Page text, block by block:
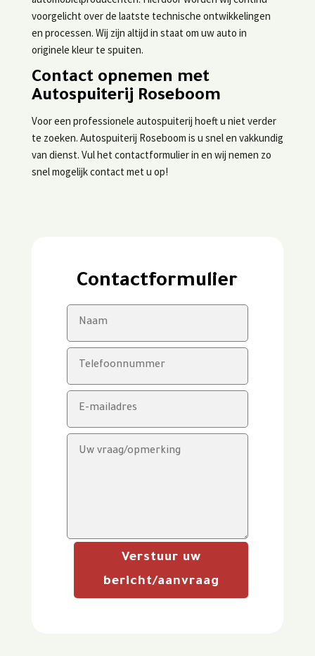
voorgelicht over de laatste technische ontwikkelingen
en processen. Wij zijn altijd in staat om uw auto in
originele kleur te spuiten.
Contact opnemen met
Autospuiterij Roseboom
Voor een professionele autospuiterij hoeft u niet verder
te zoeken. Autospuiterij Roseboom is u snel en vakkundig
van dienst. Vul het contactformulier in en wij nemen zo
snel mogelijk contact met u op!
Contactformulier
Verstuur uw
bericht/aanvraag